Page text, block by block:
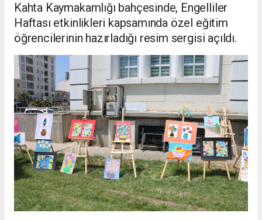
Kahta Kaymakamlığı bahçesinde, Engelliler
Haftası etkinlikleri kapsamında özel eğitim
öğrencilerinin hazırladığı resim sergisi açıldı.